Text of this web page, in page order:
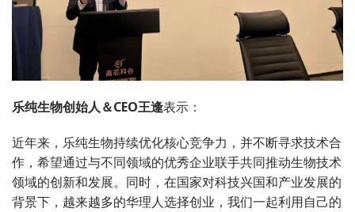
乐纯生物创始人＆CEO王逢表示：
近年来，乐纯生物持续优化核心竞争力，并不断寻求技术合
作，希望通过与不同领域的优秀企业联手共同推动生物技术
领域的创新和发展。同时，在国家对科技兴国和产业发展的
背景下，越来越多的华理人选择创业，我们一起利用自己的